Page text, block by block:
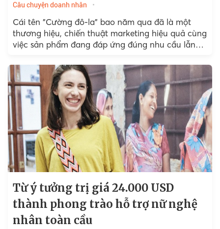
Câu chuyện doanh nhân
Cái tên "Cường đô-la" bao năm qua đã là một
thương hiệu, chiến thuật marketing hiệu quả cùng
việc sản phẩm đang đáp ứng đúng nhu cầu lẫn
Từ ý tưởng trị giá 24.000 USD
thành phong trào hỗ trợ nữ nghệ
nhân toàn cầu